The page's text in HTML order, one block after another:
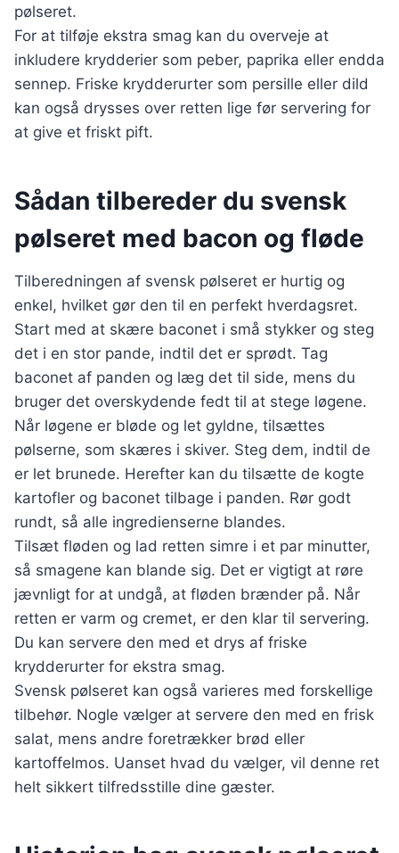
pølseret.
For at tilføje ekstra smag kan du overveje at
inkludere krydderier som peber, paprika eller endda
sennep. Friske krydderurter som persille eller dild
kan også drysses over retten lige før servering for
at give et friskt pift.
Sådan tilbereder du svensk
pølseret med bacon og fløde
Tilberedningen af svensk pølseret er hurtig og
enkel, hvilket gør den til en perfekt hverdagsret.
Start med at skære baconet i små stykker og steg
det i en stor pande, indtil det er sprødt. Tag
baconet af panden og læg det til side, mens du
bruger det overskydende fedt til at stege løgene.
Når løgene er bløde og let gyldne, tilsættes
pølserne, som skæres i skiver. Steg dem, indtil de
er let brunede. Herefter kan du tilsætte de kogte
kartofler og baconet tilbage i panden. Rør godt
rundt, så alle ingredienserne blandes.
Tilsæt fløden og lad retten simre i et par minutter,
så smagene kan blande sig. Det er vigtigt at røre
jævnligt for at undgå, at fløden brænder på. Når
retten er varm og cremet, er den klar til servering.
Du kan servere den med et drys af friske
krydderurter for ekstra smag.
Svensk pølseret kan også varieres med forskellige
tilbehør. Nogle vælger at servere den med en frisk
salat, mens andre foretrækker brød eller
kartoffelmos. Uanset hvad du vælger, vil denne ret
helt sikkert tilfredsstille dine gæster.